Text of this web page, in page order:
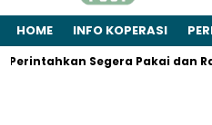
HOME INFO KOPERASI
Segera Pakai dan